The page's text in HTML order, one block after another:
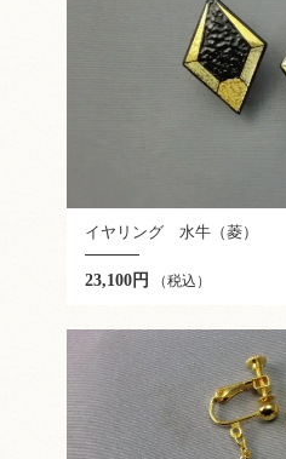
イヤリング 水牛（菱）
23,100円 （税込）